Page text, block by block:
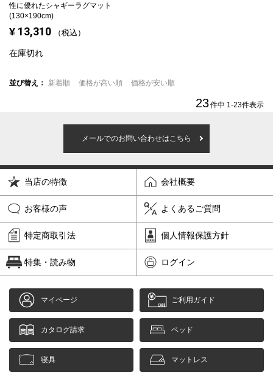
性に優れたシャギーラグマット
(130×190cm)
¥ 13,310 税込
在庫切れ
並び替え 新着順 価格が高い順 価格が安い順
23件中 1 -23件表示
メールでのお問い合わせはこちら
当店の特徴 会社概要
お客様の声 よくあるご質問
特定商取引法 個人情報保護方針
特集・読み物 ログイン
マイページ ご利用ガイド
カタログ請求 ベッド
寝具 マットレス